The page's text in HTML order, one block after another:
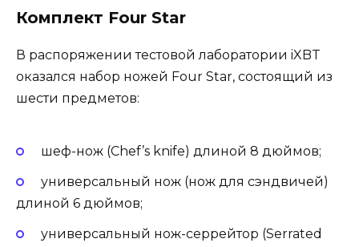
Комплект Four Star
В распоряжении тестовой лаборатории iXBT
оказался набор ножей Four Star, состоящий из
шести предметов:
шеф-нож (Chef’s knife) длиной 8 дюймов;
универсальный нож (нож для сэндвичей)
длиной 6 дюймов;
универсальный нож-серрейтор (Serrated